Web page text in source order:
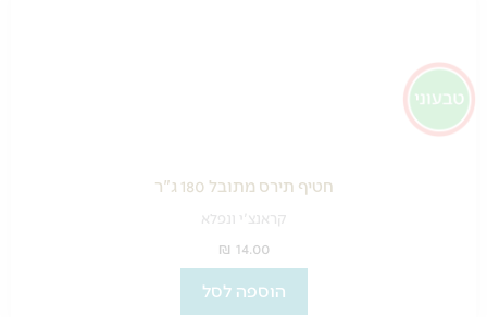
חטיף תירס מתובל 180 ג"ר
קראנצ'י ונפלא
₪ 14.00
הוספה לסל